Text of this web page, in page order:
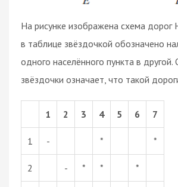
На рисунке изображена схема дорог
в таблице звёздочкой обозначено
одного населённого пункта в другой.
звёздочки означает, что такой
1 2 3 4 5 6 7
1 - * *
2 - * * *